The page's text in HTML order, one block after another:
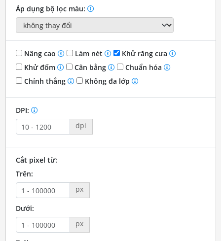
Áp dụng bộ lọc màu:
Nâng cao Làm nét
Khử răng cưa
Khử đốm
Cân bằng
Chuẩn hóa
Chỉnh thẳng
Không đa lớp
DPI:
dpi
Cắt pixel từ:
Trên:
px
Dưới:
px